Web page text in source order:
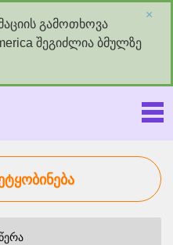
გამოთხოვა
შეგიძლია ბმულზე
×